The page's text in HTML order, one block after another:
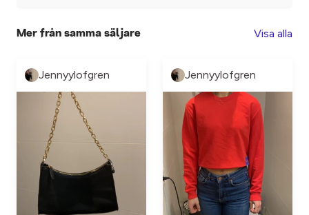
Mer från samma säljare Visa alla
Jennyylofgren Jennyylofgren